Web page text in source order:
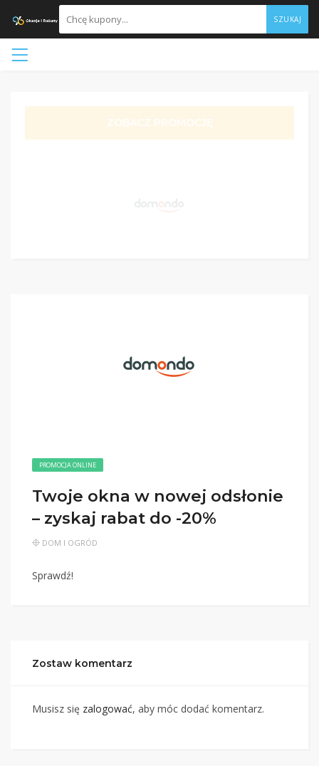
SZUKAJ
ZOBACZ PROMOCJĘ
PROMOCJA ONLINE
Twoje okna w nowej odsłonie
– zyskaj rabat do -20%
DOM I OGRÓD
Sprawdź!
Zostaw komentarz
Musisz się zalogować, aby móc dodać komentarz.